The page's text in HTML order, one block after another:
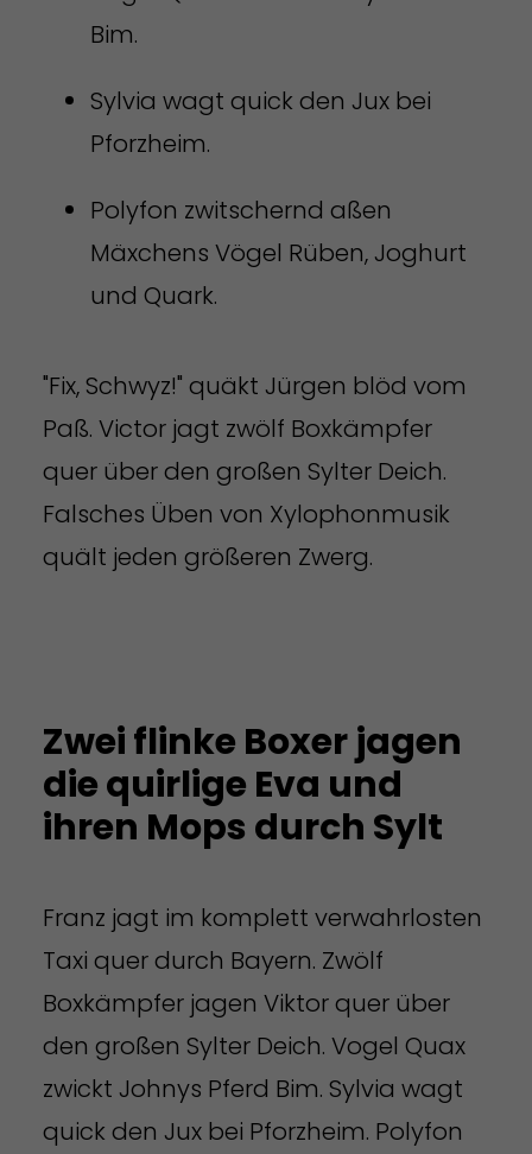
Bim.
Sylvia wagt quick den Jux bei
Pforzheim.
Polyfon zwitschernd aßen
Mäxchens Vögel Rüben, Joghurt
und Quark.
"Fix, Schwyz!" quäkt Jürgen blöd vom
Paß. Victor jagt zwölf Boxkämpfer
quer über den großen Sylter Deich.
Falsches Üben von Xylophonmusik
quält jeden größeren Zwerg.
Zwei flinke Boxer jagen
die quirlige Eva und
ihren Mops durch Sylt
Franz jagt im komplett verwahrlosten
Taxi quer durch Bayern. Zwölf
Boxkämpfer jagen Viktor quer über
den großen Sylter Deich. Vogel Quax
zwickt Johnys Pferd Bim. Sylvia wagt
quick den Jux bei Pforzheim. Polyfon